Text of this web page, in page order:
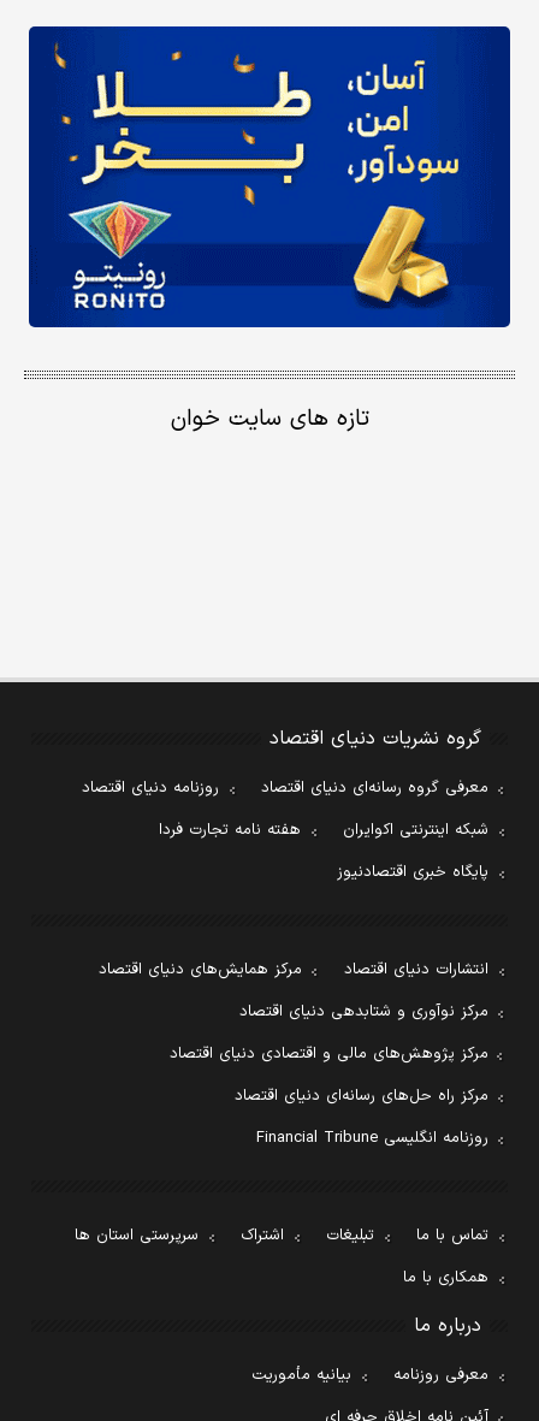
تازه های سایت خوان
گروه نشریات دنیای اقتصاد
معرفی گروه رسانه‌ای دنیای اقتصاد
روزنامه دنیای اقتصاد
شبکه اینترنتی اکوایران
هفته نامه تجارت فردا
پایگاه خبری اقتصادنیوز
انتشارات دنیای اقتصاد
مرکز همایش‌های دنیای اقتصاد
مرکز نوآوری و شتابدهی دنیای اقتصاد
مرکز پژوهش‌های مالی و اقتصادی دنیای اقتصاد
مرکز راه حل‌های رسانه‌ای دنیای اقتصاد
روزنامه انگلیسی Financial Tribune
تماس با ما تبلیغات اشتراک
سرپرستی استان ها
همکاری با ما
درباره ما
معرفی روزنامه
بیانیه مأموریت